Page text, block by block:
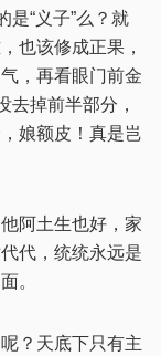
是“义子”么？就
也该修成正果，
，再看眼门前金
去掉前半部分，
娘额皮！真是岂
阿土生也好，家
代，统统永远是
。
？天底下只有主